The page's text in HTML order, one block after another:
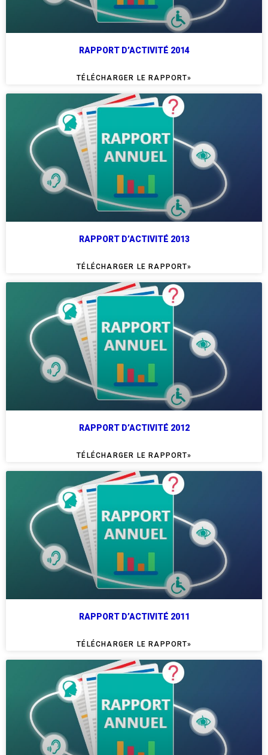
RAPPORT D’ACTIVITÉ 2014
TÉLÉCHARGER LE RAPPORT»
RAPPORT D’ACTIVITÉ 2013
TÉLÉCHARGER LE RAPPORT»
RAPPORT D’ACTIVITÉ 2012
TÉLÉCHARGER LE RAPPORT»
RAPPORT D’ACTIVITÉ 2011
TÉLÉCHARGER LE RAPPORT»